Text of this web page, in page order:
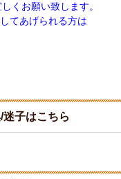
くお願い致します。
てあげられる方は
子はこちら